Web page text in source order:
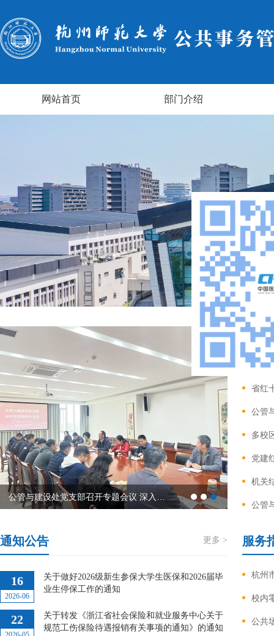
网站首页 部门介绍
工作
省红
公管
通知公告 更多 >
16
2026-06
关于做好2026级新生参保大学生医保和2026届毕
业生停保工作的通知
22
关于转发《浙江省社会保险和就业服务中心关于
规范工伤保险待遇报销有关事项的通知》的通知
服务
杭州
校内
公共